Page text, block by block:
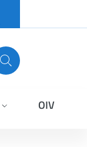
OIV